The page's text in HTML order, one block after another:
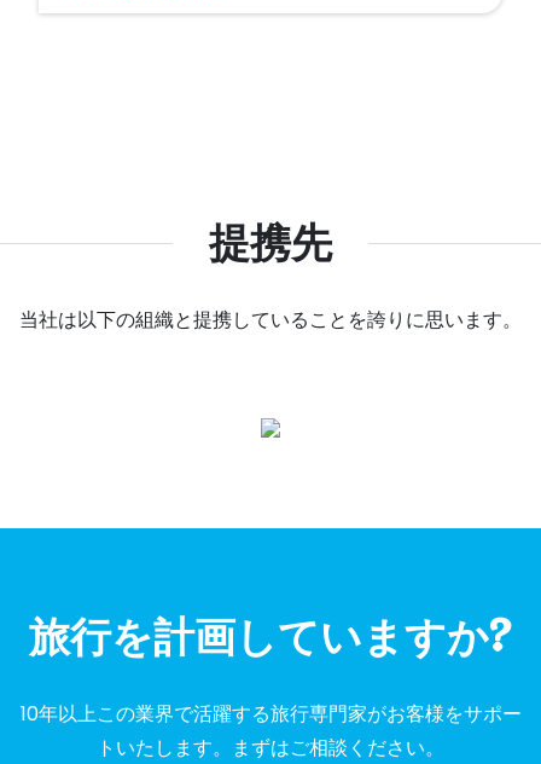
提携先
当社は以下の組織と提携していることを誇りに思います。
旅行を計画していますか?
10年以上この業界で活躍する旅行専門家がお客様をサポ​​ー
トいたします。まずはご相談ください。